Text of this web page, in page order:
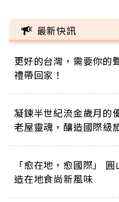
最新快訊
更好的台灣，需要你的
禮帶回家！
凝鍊半世紀流金歲月的
老屋靈魂，釀造國際級
「愈在地，愈國際」
造在地食尚新風味